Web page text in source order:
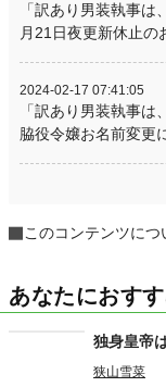
「訳あり男装執事
月21日夜更新休止の
2024-02-17 07:41:05
「訳あり男装執事
脇役令嬢お名前変更
このコンテンツにつ
あなたにおす
独身皇帝
狭山雪菜